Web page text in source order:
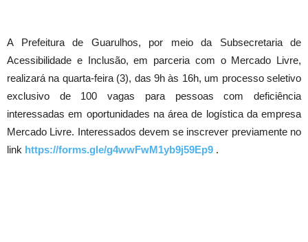
A Prefeitura de Guarulhos, por meio da Subsecretaria de
Acessibilidade e Inclusão, em parceria com o Mercado Livre,
realizará na quarta-feira (3), das 9h às 16h, um processo seletivo
exclusivo de 100 vagas para pessoas com deficiência
interessadas em oportunidades na área de logística da empresa
Mercado Livre. Interessados devem se inscrever previamente no
link https://forms.gle/g4wwFwM1yb9j59Ep9 .